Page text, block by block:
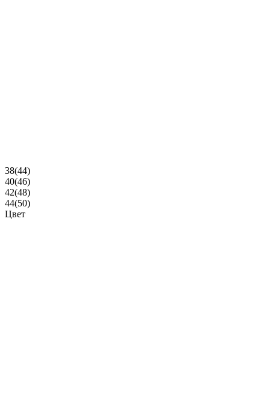
38(44)
40(46)
42(48)
44(50)
Цвет